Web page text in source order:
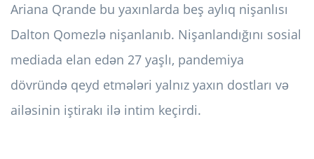
Ariana Qrande bu yaxınlarda beş aylıq nişanlısı
Dalton Qomezlə nişanlanıb. Nişanlandığını sosial
mediada elan edən 27 yaşlı, pandemiya
dövründə qeyd etmələri yalnız yaxın dostları və
ailəsinin iştirakı ilə intim keçirdi.